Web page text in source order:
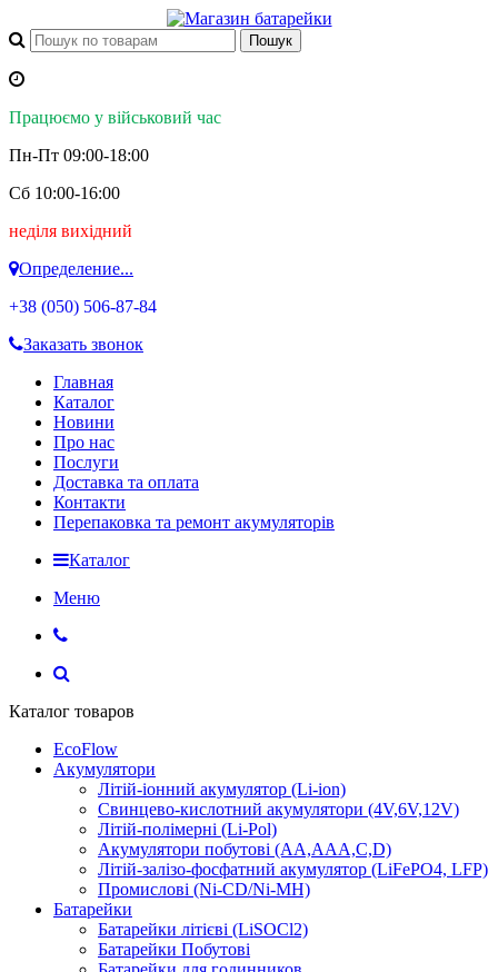
Працюємо у військовий час
Пн-Пт 09:00-18:00
Сб 10:00-16:00
неділя вихідний
Определение...
+38 (050) 506-87-84
Заказать звонок
Главная
Каталог
Новини
Про нас
Послуги
Доставка та оплата
Контакти
Перепаковка та ремонт акумуляторів
Каталог
Меню
Каталог товаров
EcoFlow
Акумулятори
Літій-іонний акумулятор (Li-ion)
Свинцево-кислотний акумулятори (4V,6V,12V)
Літій-полімерні (Li-Pol)
Акумулятори побутові (AA,AAA,C,D)
Літій-залізо-фосфатний акумулятор (LiFePO4, LFP)
Промислові (Ni-CD/Ni-MH)
Батарейки
Батарейки літієві (LiSOCl2)
Батарейки Побутові